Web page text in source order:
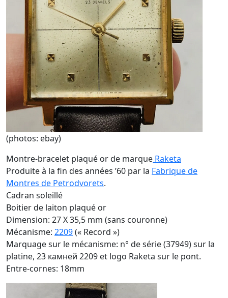
(photos: ebay)
Montre-bracelet plaqué or de marque Raketa
Produite à la fin des années ’60 par la Fabrique de
Montres de Petrodvorets.
Cadran soleillé
Boitier de laiton plaqué or
Dimension: 27 X 35,5 mm (sans couronne)
Mécanisme: 2209(« Record »)
Marquage sur le mécanisme: n° de série (37949) sur la
platine, 23 камней 2209 et logo Raketa sur le pont.
Entre-cornes: 18mm